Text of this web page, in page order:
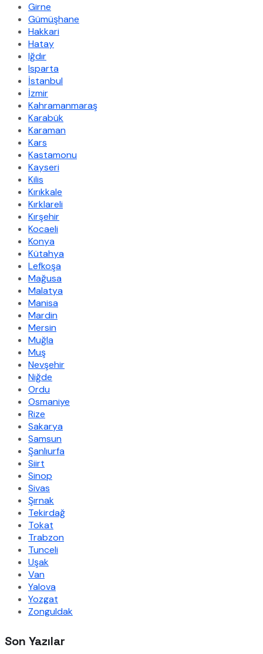
Girne
Gümüşhane
Hakkari
Hatay
Iğdır
Isparta
İstanbul
İzmir
Kahramanmaraş
Karabük
Karaman
Kars
Kastamonu
Kayseri
Kilis
Kırıkkale
Kırklareli
Kırşehir
Kocaeli
Konya
Kütahya
Lefkoşa
Mağusa
Malatya
Manisa
Mardin
Mersin
Muğla
Muş
Nevşehir
Niğde
Ordu
Osmaniye
Rize
Sakarya
Samsun
Şanlıurfa
Siirt
Sinop
Sivas
Şırnak
Tekirdağ
Tokat
Trabzon
Tunceli
Uşak
Van
Yalova
Yozgat
Zonguldak
Son Yazılar